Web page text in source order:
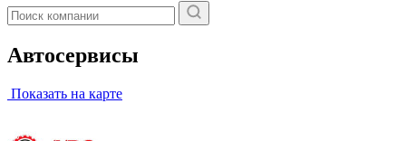
Автосервисы
Показать на карте